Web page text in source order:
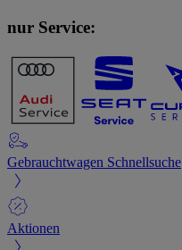
nur Service:
Gebrauchtwagen Schnellsuche
Aktionen